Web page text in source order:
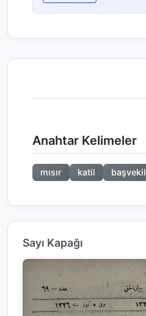
Anahtar Kelimeler
mısır katil başvekil
Sayı Kapağı